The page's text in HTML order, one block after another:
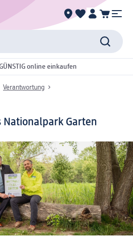
online einkaufen
Verantwortung
Nationalpark Garten